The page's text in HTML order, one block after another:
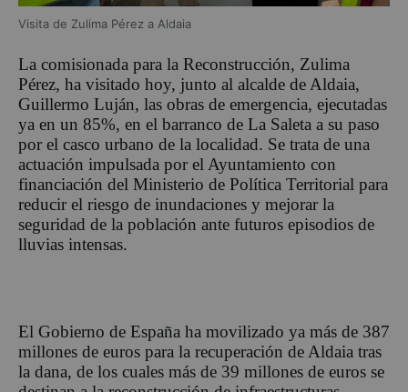
Visita de Zulima Pérez a Aldaia
La comisionada para la Reconstrucción, Zulima
Pérez, ha visitado hoy, junto al alcalde de Aldaia,
Guillermo Luján, las obras de emergencia, ejecutadas
ya en un 85%, en el barranco de La Saleta a su paso
por el casco urbano de la localidad. Se trata de una
actuación impulsada por el Ayuntamiento con
financiación del Ministerio de Política Territorial para
reducir el riesgo de inundaciones y mejorar la
seguridad de la población ante futuros episodios de
lluvias intensas.
El Gobierno de España ha movilizado ya más de 387
millones de euros para la recuperación de Aldaia tras
la dana, de los cuales más de 39 millones de euros se